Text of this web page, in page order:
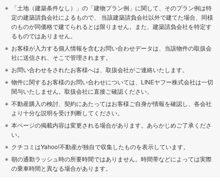
「土地（建築条件なし）」の「建物プラン例」に関して、そのプラン例は特
定の建築請負会社によるもので、 当該建築請負会社以外で建てた場合、同様
のものが同価格で建てられるとは限りません。また、建築請負会社を特定す
るものではありません。
お客様が入力する個人情報を含むお問い合わせデータは、当該物件の取扱会
社に送信され、そこで管理されます。
お問い合わせをされたお客様へは、取扱会社がご連絡いたします。
物件に関するお客様のお問い合わせについては、LINEヤフー株式会社は一切
関与いたしません。取扱会社に直接ご確認ください。
不動産購入の検討、契約にあたってはお客様ご自身が情報を確認し、各会社
より十分な説明を受け判断してください。
本ページの掲載内容は変更される場合があります。あらかじめご了承くださ
い。
クチコミはYahoo!不動産が独自で収集したものを表示しています。
朝の通勤ラッシュ時の所要時間ではありません。時間帯などによっては実際
の乗車時間と異なる場合があります。